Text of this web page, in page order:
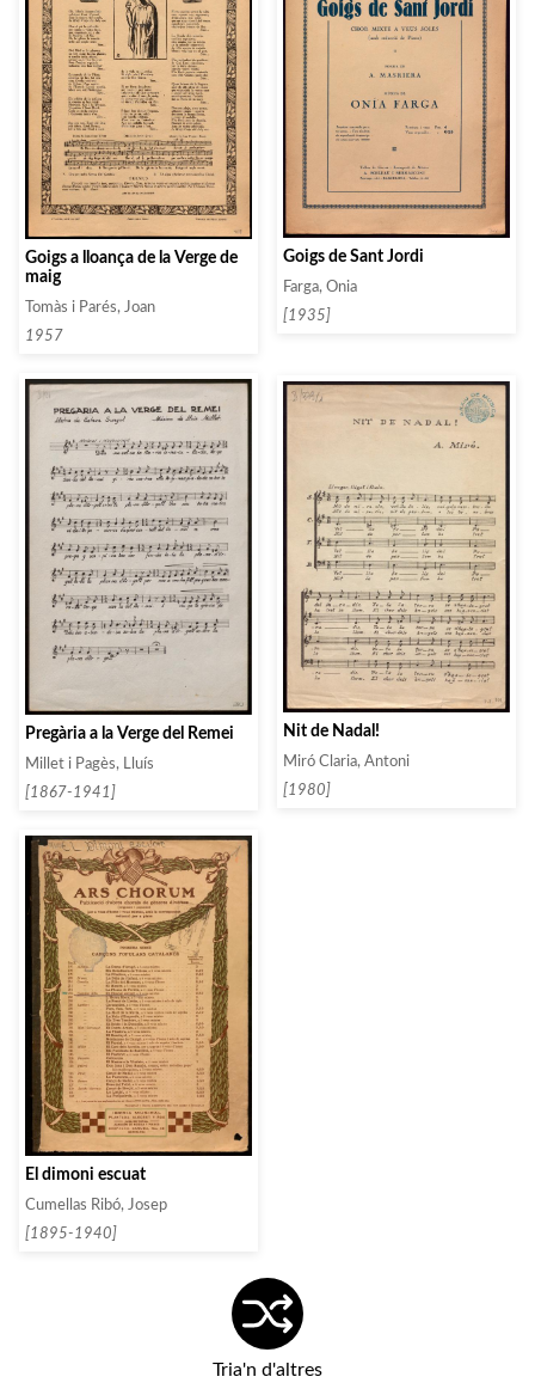
Goigs a lloança de la Verge de
maig
Tomàs i Parés, Joan
1957
Goigs de Sant Jordi
Farga, Onia
[1935]
Pregària a la Verge del Remei
Millet i Pagès, Lluís
[1867-1941]
Nit de Nadal!
Miró Claria, Antoni
[1980]
El dimoni escuat
Cumellas Ribó, Josep
[1895-1940]
Tria'n d'altres